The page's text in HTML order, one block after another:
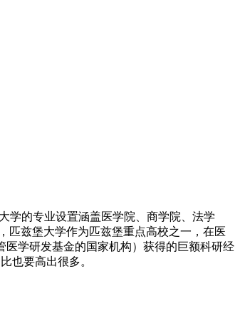
学的专业设置涵盖医学院、商学院、法学
匹兹堡大学作为匹兹堡重点高校之一，在医
学研发基金的国家机构）获得的巨额科研经
也要高出很多。